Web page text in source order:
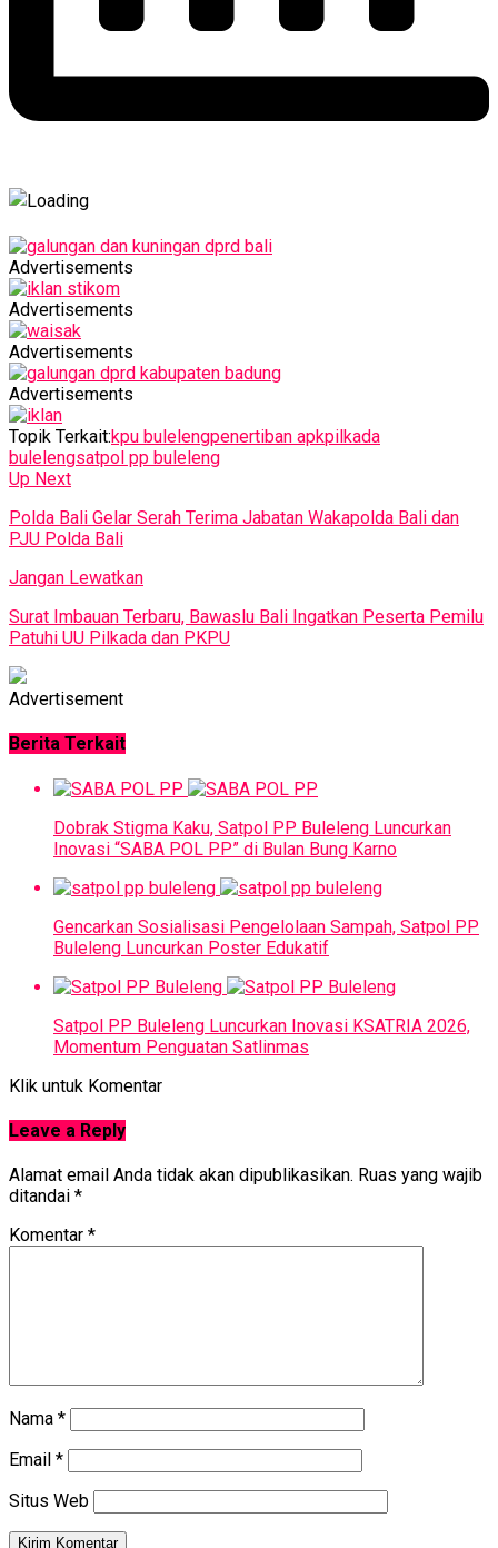
Advertisements
Advertisements
Advertisements
Advertisements
Topik Terkait:kpu bulelengpenertiban apkpilkada
bulelengsatpol pp buleleng
Up Next
Polda Bali Gelar Serah Terima Jabatan Wakapolda Bali dan
PJU Polda Bali
Jangan Lewatkan
Surat Imbauan Terbaru, Bawaslu Bali Ingatkan Peserta Pemilu
Patuhi UU Pilkada dan PKPU
Advertisement
Berita Terkait
Dobrak Stigma Kaku, Satpol PP Buleleng Luncurkan
Inovasi “SABA POL PP” di Bulan Bung Karno
Gencarkan Sosialisasi Pengelolaan Sampah, Satpol PP
Buleleng Luncurkan Poster Edukatif
Satpol PP Buleleng Luncurkan Inovasi KSATRIA 2026,
Momentum Penguatan Satlinmas
Klik untuk Komentar
Leave a Reply
Alamat email Anda tidak akan dipublikasikan. Ruas yang wajib
ditandai *
Komentar *
Nama *
Email *
Situs Web